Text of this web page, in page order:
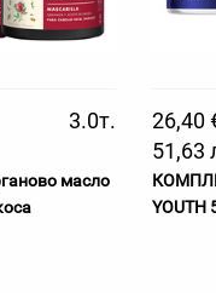
3.0т.
масло
26,40
51,63
YOUTH